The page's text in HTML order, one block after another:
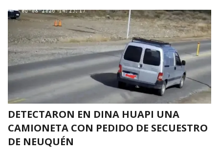
DETECTARON EN DINA HUAPI UNA
CAMIONETA CON PEDIDO DE SECUESTRO
DE NEUQUÉN